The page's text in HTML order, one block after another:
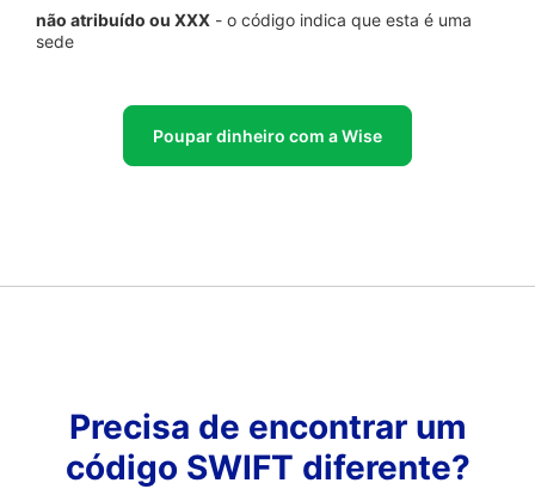
não atribuído ou XXX - o código indica que esta é uma
sede
Poupar dinheiro com a Wise
Precisa de encontrar um
código SWIFT diferente?